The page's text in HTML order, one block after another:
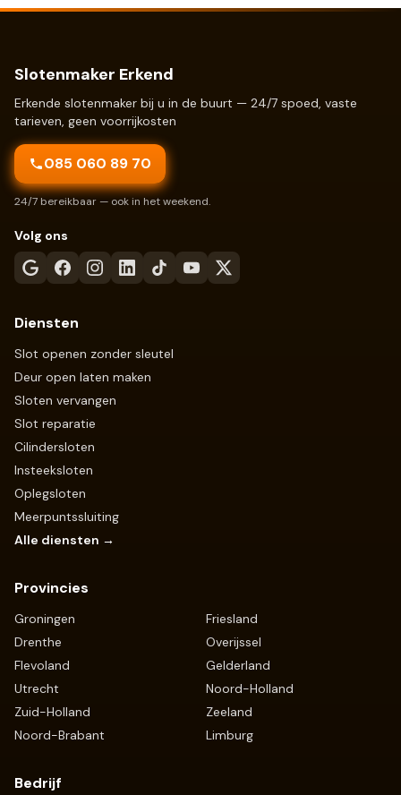
Slotenmaker Erkend
Erkende slotenmaker bij u in de buurt — 24/7 spoed, vaste
tarieven, geen voorrijkosten
085 060 89 70
24/7 bereikbaar — ook in het weekend.
Volg ons
Diensten
Slot openen zonder sleutel
Deur open laten maken
Sloten vervangen
Slot reparatie
Cilindersloten
Insteeksloten
Oplegsloten
Meerpuntssluiting
Alle diensten →
Provincies
Groningen
Friesland
Drenthe
Overijssel
Flevoland
Gelderland
Utrecht
Noord-Holland
Zuid-Holland
Zeeland
Noord-Brabant
Limburg
Bedrijf